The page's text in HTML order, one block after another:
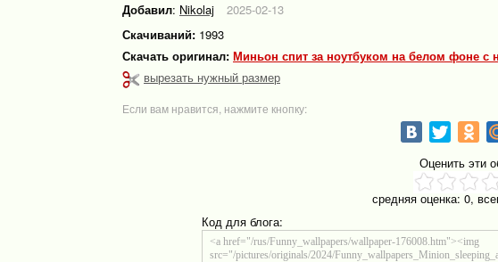
Добавил: Nikolaj
2025-02-13
Скачиваний: 1993
Скачать оригинал:
Миньон спит за ноутбуком на белом фоне
вырезать нужный размер
Если вам нравится, нажмите кнопку:
Оценить эти
средняя оценка: 0,
Код для блога: